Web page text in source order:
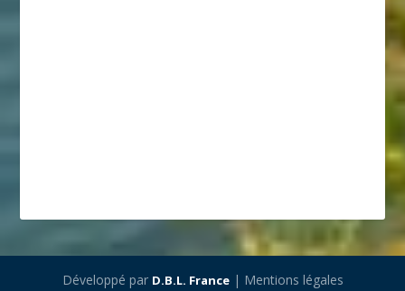
Développé par D.B.L. France| Mentions légales